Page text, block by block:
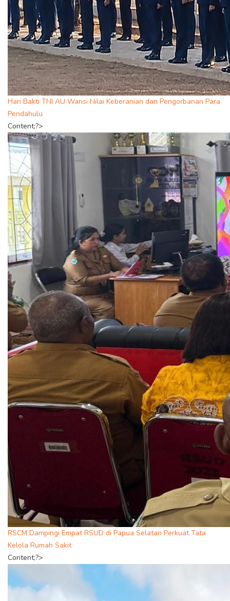
Hari Bakti TNI AU Warisi Nilai Keberanian dan Pengorbanan Para
Pendahulu
Content;?>
RSCM Dampingi Empat RSUD di Papua Selatan Perkuat Tata
Kelola Rumah Sakit
Content;?>